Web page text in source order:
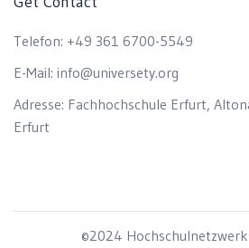
Telefon: +49 361 6700-5549
E-Mail: info@universety.org
Adresse: Fachhochschule Erfurt,
Erfurt
©2024 Hochschulnetzwerk